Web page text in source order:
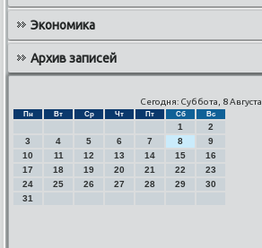
Экономика
Архив записей
Сегодня: Суббота, 8 Августа
Пн Вт Ср Чт Пт Сб Вс
1
2
3
4 5 6 7 8
9
10
11 12 13 14 15
16
17
18 19 20 21 22
23
24
25 26 27 28 29
30
31